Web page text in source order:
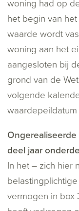
woning had op
het begin van
waarde wordt
woning aan het
aangesloten bij
grond van de
volgende
deel jaar
In het – zich hier
vermogen in box